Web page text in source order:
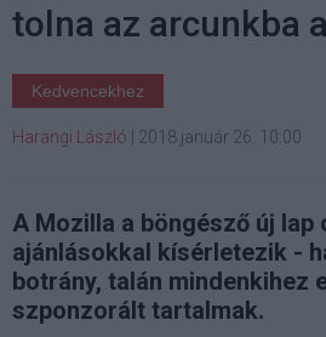
tolna az arcunkba
Kedvencekhez
Harangi László 2018 január 26. 10:00
A Mozilla a böngésző új
ajánlásokkal kísérletezik -
botrány, talán mindenkihez
szponzorált tartalmak.